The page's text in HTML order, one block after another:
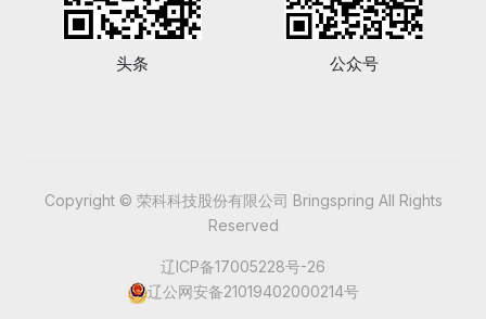
头条 公众号
Copyright © 荣科科技股份有限公司 Bringspring All Rights
Reserved
辽ICP备17005228号-26
辽公网安备21019402000214号